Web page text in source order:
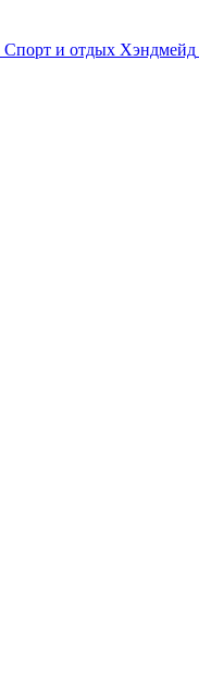
Спорт и отдых Хэндмейд